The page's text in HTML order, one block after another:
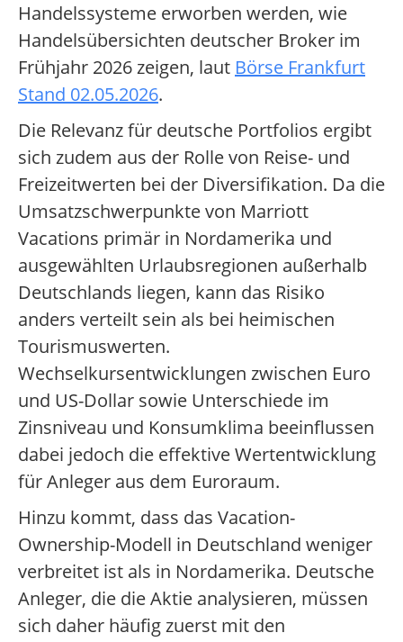
Handelssysteme erworben werden, wie
Handelsübersichten deutscher Broker im
Frühjahr 2026 zeigen, laut Börse Frankfurt
Stand 02.05.2026.
Die Relevanz für deutsche Portfolios ergibt
sich zudem aus der Rolle von Reise- und
Freizeitwerten bei der Diversifikation. Da die
Umsatzschwerpunkte von Marriott
Vacations primär in Nordamerika und
ausgewählten Urlaubsregionen außerhalb
Deutschlands liegen, kann das Risiko
anders verteilt sein als bei heimischen
Tourismuswerten.
Wechselkursentwicklungen zwischen Euro
und US-Dollar sowie Unterschiede im
Zinsniveau und Konsumklima beeinflussen
dabei jedoch die effektive Wertentwicklung
für Anleger aus dem Euroraum.
Hinzu kommt, dass das Vacation-
Ownership-Modell in Deutschland weniger
verbreitet ist als in Nordamerika. Deutsche
Anleger, die die Aktie analysieren, müssen
sich daher häufig zuerst mit den